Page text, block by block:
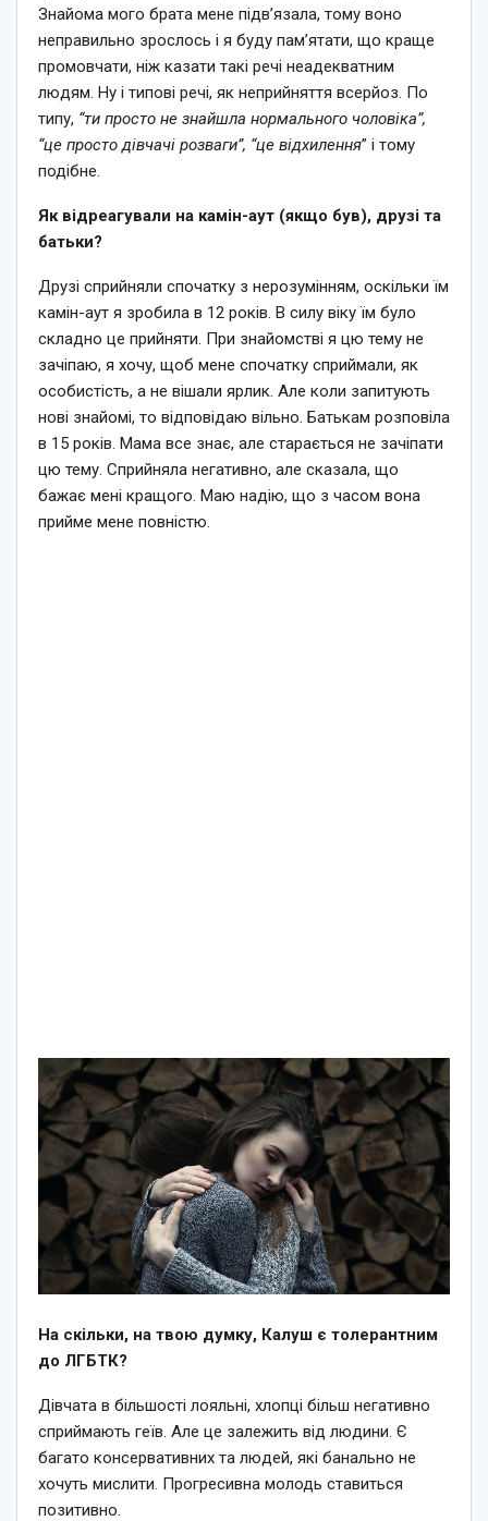
Знайома мого брата мене підв’язала, тому воно
неправильно зрослось і я буду пам’ятати, що краще
промовчати, ніж казати такі речі неадекватним
людям. Ну і типові речі, як неприйняття всерйоз. По
типу, “ти просто не знайшла нормального чоловіка”,
“це просто дівчачі розваги”, “це відхилення” і тому
подібне.
Як відреагували на камін-аут (якщо був), друзі та
батьки?
Друзі сприйняли спочатку з нерозумінням, оскільки їм
камін-аут я зробила в 12 років. В силу віку їм було
складно це прийняти. При знайомстві я цю тему не
зачіпаю, я хочу, щоб мене спочатку сприймали, як
особистість, а не вішали ярлик. Але коли запитують
нові знайомі, то відповідаю вільно. Батькам розповіла
в 15 років. Мама все знає, але старається не зачіпати
цю тему. Сприйняла негативно, але сказала, що
бажає мені кращого. Маю надію, що з часом вона
прийме мене повністю.
На скільки, на твою думку, Калуш є толерантним
до ЛГБТК?
Дівчата в більшості лояльні, хлопці більш негативно
сприймають геїв. Але це залежить від людини. Є
багато консервативних та людей, які банально не
хочуть мислити. Прогресивна молодь ставиться
позитивно.